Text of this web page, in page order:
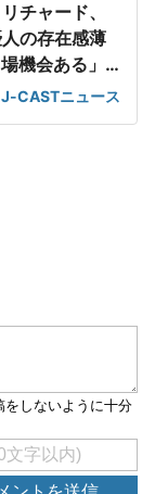
チャード、
の存在感薄
機会ある」
J-CASTニュース